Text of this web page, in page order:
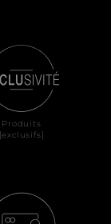
Produits
[exclusifs]